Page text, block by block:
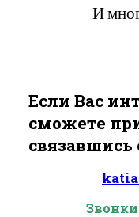
И
Если Вас
сможете
связавшись